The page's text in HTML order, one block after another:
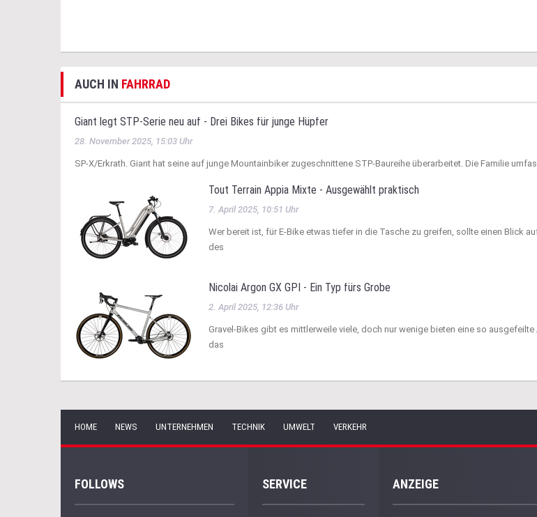
AUCH IN FAHRRAD
Giant legt STP-Serie neu auf - Drei Bikes für junge Hüpfer
28. November 2025, 15:03 Uhr
SP-X/Erkrath. Giant hat seine auf junge Mountainbiker zugeschnittene STP-Baureihe überarbeitet. Die Familie
Tout Terrain Appia Mixte - Ausgewählt praktisch
7. April 2025, 10:51 Uhr
Wer bereit ist, für E-Bike etwas tiefer in die Tasche zu greifen, sollte einen Blick
des
Nicolai Argon GX GPI - Ein Typ fürs Grobe
2. April 2025, 12:36 Uhr
Gravel-Bikes gibt es mittlerweile viele, doch nur wenige bieten eine so
das
HOME NEWS UNTERNEHMEN TECHNIK UMWELT VERKEHR
FOLLOWS SERVICE ANZEIGE